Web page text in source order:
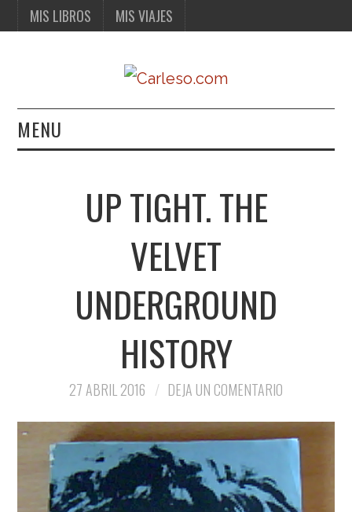
MIS LIBROS MIS VIAJES
MENU
MIS VIAJESUP TIGHT. THE
VELVET
UNDERGROUND
HISTORY
27 ABRIL 2016 DEJA UN COMENTARIO